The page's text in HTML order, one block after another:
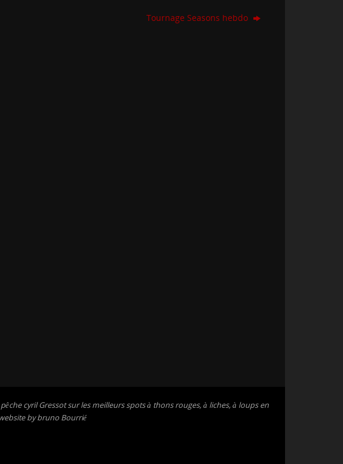
Tournage Seasons hebdo
cyril Gressot sur les meilleurs spots à thons rouges, à liches, à loups en
by bruno Bourrié